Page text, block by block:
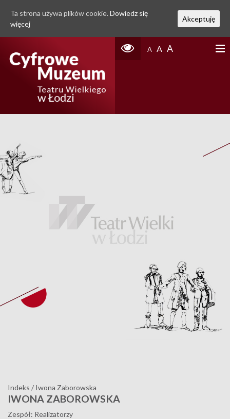
A A A
Indeks / Iwona Zaborowska
IWONA ZABOROWSKA
Zespół: Realizatorzy
Ta strona używa plików cookie. Dowiedz się
więcej
Akceptuję